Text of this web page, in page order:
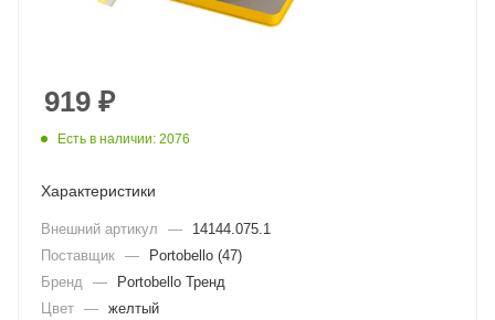
919 ₽
Есть в наличии: 2076
Характеристики
Внешний артикул —
14144.075.1
Поставщик —
Portobello (47)
Бренд
—
Portobello Тренд
Цвет — желтый